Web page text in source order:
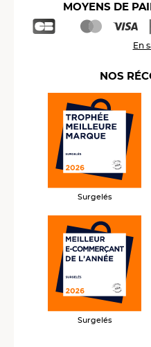
MOYENS DE
En
NOS
Surgelés
Surgelés